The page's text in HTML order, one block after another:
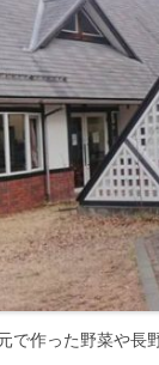
で作った野菜や長